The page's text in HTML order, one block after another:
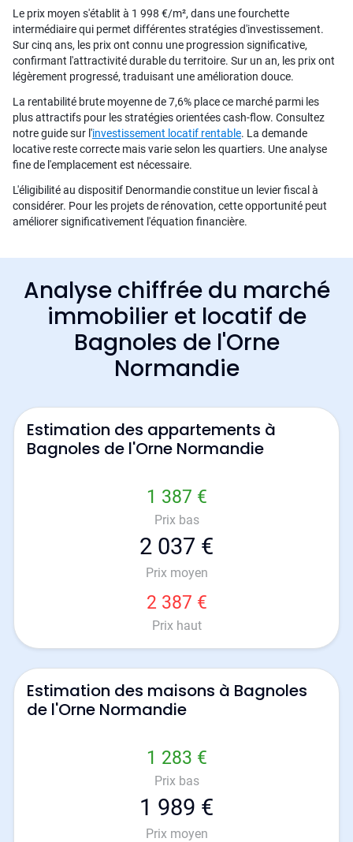
Le prix moyen s'établit à 1 998 €/m², dans une fourchette
intermédiaire qui permet différentes stratégies d'investissement.
Sur cinq ans, les prix ont connu une progression significative,
confirmant l'attractivité durable du territoire. Sur un an, les prix ont
légèrement progressé, traduisant une amélioration douce.
La rentabilité brute moyenne de 7,6% place ce marché parmi les
plus attractifs pour les stratégies orientées cash-flow. Consultez
notre guide sur l'investissement locatif rentable. La demande
locative reste correcte mais varie selon les quartiers. Une analyse
fine de l'emplacement est nécessaire.
L'éligibilité au dispositif Denormandie constitue un levier fiscal à
considérer. Pour les projets de rénovation, cette opportunité peut
améliorer significativement l'équation financière.
Analyse chiffrée du marché
immobilier et locatif de
Bagnoles de l'Orne
Normandie
Estimation des appartements à
Bagnoles de l'Orne Normandie
1 387 €
Prix bas
2 037 €
Prix moyen
2 387 €
Prix haut
Estimation des maisons à Bagnoles
de l'Orne Normandie
1 283 €
Prix bas
1 989 €
Prix moyen